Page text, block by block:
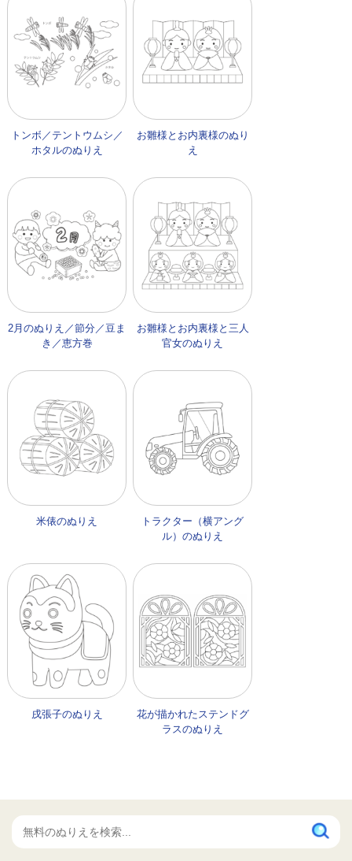
トンボ／テントウムシ／
ホタルのぬりえ
お雛様とお内裏様のぬり
え
2月のぬりえ／節分／豆ま
き／恵方巻
お雛様とお内裏様と三人
官女のぬりえ
米俵のぬりえ
トラクター（横アング
ル）のぬりえ
戌張子のぬりえ
花が描かれたステンドグ
ラスのぬりえ